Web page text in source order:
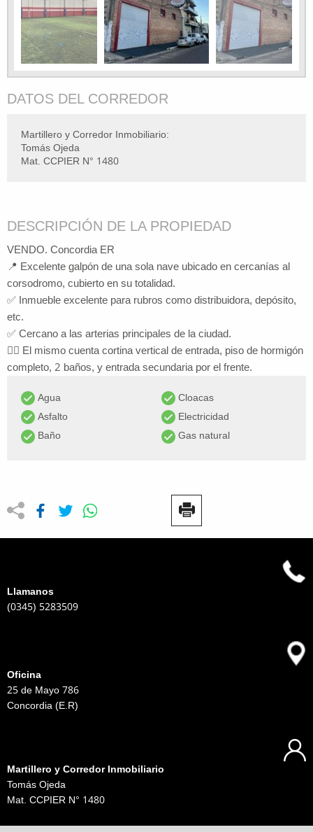
DATOS DEL CORREDOR
Martillero y Corredor Inmobiliario:
Tomás Ojeda
Mat. CCPIER N° 1480
DESCRIPCIÓN DE LA PROPIEDAD
VENDO. Concordia ER
📍 Excelente galpón de una sola nave ubicado en cercanías al
corsodromo, cubierto en su totalidad.
✅ Inmueble excelente para rubros como distribuidora, depósito,
etc.
✅ Cercano a las arterias principales de la ciudad.
👉🏼 El mismo cuenta cortina vertical de entrada, piso de hormigón
completo, 2 baños, y entrada secundaria por el frente.
Agua
Asfalto
Baño
Cloacas
Electricidad
Gas natural
Llamanos
(0345) 5283509
Oficina
25 de Mayo 786
Concordia (E.R)
Martillero y Corredor Inmobiliario
Tomás Ojeda
Mat. CCPIER N° 1480